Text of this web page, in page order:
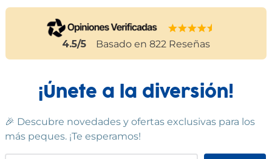
C.C. BARICENTRO
Barberà del Vallès
08210
93 729 05 22
STOCK DISPONIBLE
4.5/5 Basado en 822 Reseñas
¡Únete a la diversión!
🎉 Descubre novedades y ofertas exclusivas para los
más peques. ¡Te esperamos!